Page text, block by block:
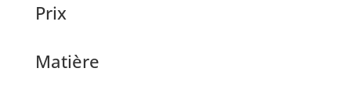
Prix
Matière